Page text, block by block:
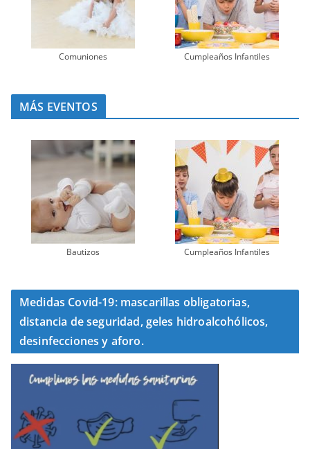
Comuniones Cumpleaños Infantiles
MÁS EVENTOS
Bautizos Cumpleaños Infantiles
Medidas Covid-19: mascarillas obligatorias,
distancia de seguridad, geles hidroalcohólicos,
desinfecciones y aforo.